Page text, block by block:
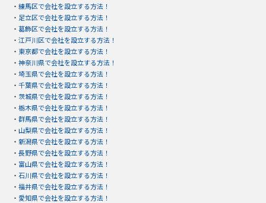
・ 練馬区で会社を設立する方法！
・ 足立区で会社を設立する方法！
・ 葛飾区で会社を設立する方法！
・ 江戸川区で会社を設立する方法！
・ 東京都で会社を設立する方法！
・ 神奈川県で会社を設立する方法！
・ 埼玉県で会社を設立する方法！
・ 千葉県で会社を設立する方法！
・ 茨城県で会社を設立する方法！
・ 栃木県で会社を設立する方法！
・ 群馬県で会社を設立する方法！
・ 山梨県で会社を設立する方法！
・ 新潟県で会社を設立する方法！
・ 長野県で会社を設立する方法！
・ 富山県で会社を設立する方法！
・ 石川県で会社を設立する方法！
・ 福井県で会社を設立する方法！
・ 愛知県で会社を設立する方法！